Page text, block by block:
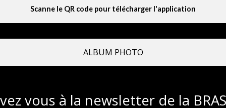
Scanne le QR code pour télécharger l'application
ALBUM PHOTO
vous à la newsletter de la